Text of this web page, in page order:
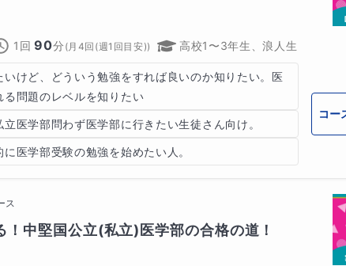
1回 90分 ( 月4回(週1回目安)) 高校1〜3年生、浪人生
いけど、どういう勉強をすれば良いのか知りたい。医
る問題のレベルを知りたい
医学部問わず医学部に行きたい生徒さん向け。
医学部受験の勉強を始めたい人。
コー
ス
！中堅国公立(私立)医学部の合格の道！